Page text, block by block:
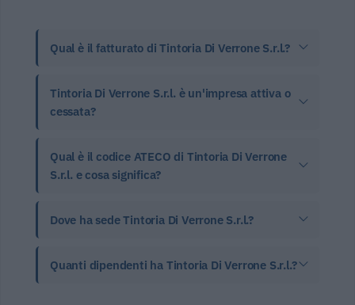
Qual è il fatturato di Tintoria Di Verrone S.r.l.?
Tintoria Di Verrone S.r.l. è un'impresa attiva o
cessata?
Qual è il codice ATECO di Tintoria Di Verrone
S.r.l. e cosa significa?
Dove ha sede Tintoria Di Verrone S.r.l.?
Quanti dipendenti ha Tintoria Di Verrone S.r.l.?